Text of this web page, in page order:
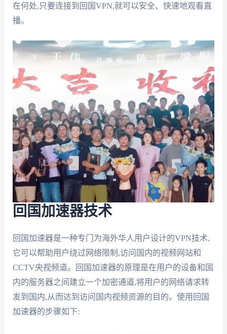
在何处,只要连接到回国VPN,就可以安全、快速地观看直
播。
回国加速器技术
回国加速器是一种专门为海外华人用户设计的VPN技术,
它可以帮助用户绕过网络限制,访问国内的视频网站和
CCTV央视频道。回国加速器的原理是在用户的设备和国
内的服务器之间建立一个加密通道,将用户的网络请求转
发到国内,从而达到访问国内视频资源的目的。使用回国
加速器的步骤如下: